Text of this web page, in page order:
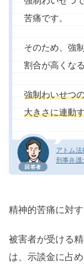
回答者
アトム法
刑事弁護
苦痛です。
そのため、強
割合が高くな
強制わいせつ
大きさに連動
精神的苦痛に対
被害者が受ける
は、示談金に占